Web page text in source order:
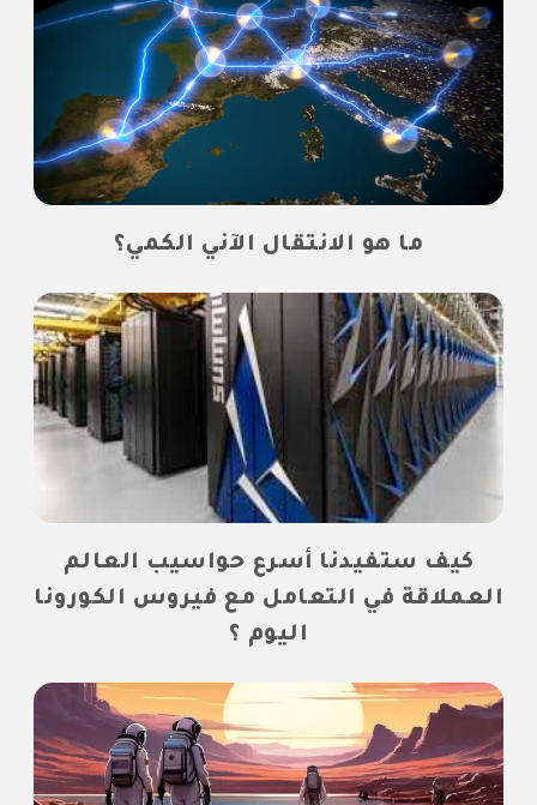
ما هو الانتقال الآني الكمي؟
كيف ستفيدنا أسرع حواسيب العالم
العملاقة في التعامل مع فيروس الكورونا
اليوم ؟